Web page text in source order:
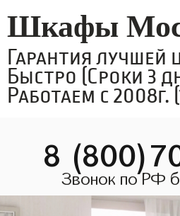
Шкафы
Гарантия лучшей
Быстро (Сроки 3
Работаем с 2008г.
8
Звонок по РФ